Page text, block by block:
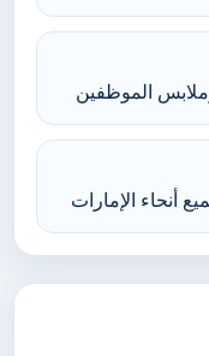
الموظفين
أنحاء الإمارات